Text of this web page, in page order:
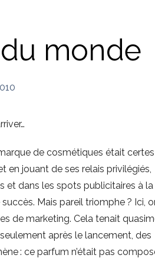
du monde
de cosmétiques était certes
jouant de ses relais privilégiés,
et dans les spots publicitaires à la
Mais pareil triomphe ? Ici,
de marketing. Cela tenait
après le lancement, des
: ce parfum n’était pas